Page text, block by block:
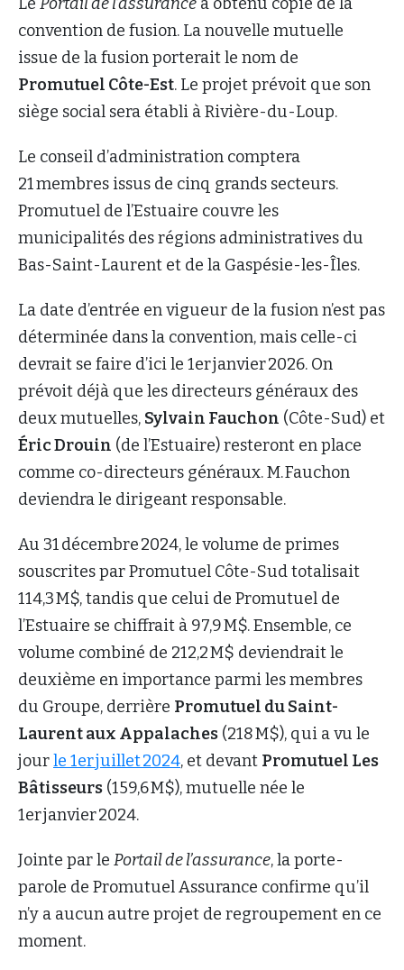
convention de fusion. La nouvelle mutuelle
issue de la fusion porterait le nom de
Promutuel Côte-Est. Le projet prévoit que son
siège social sera établi à Rivière-du-Loup.
Le conseil d’administration comptera
21 membres issus de cinq grands secteurs.
Promutuel de l’Estuaire couvre les
municipalités des régions administratives du
Bas-Saint-Laurent et de la Gaspésie-les-Îles.
La date d’entrée en vigueur de la fusion n’est pas
déterminée dans la convention, mais celle-ci
devrait se faire d’ici le 1er janvier 2026. On
prévoit déjà que les directeurs généraux des
deux mutuelles, Sylvain Fauchon (Côte-Sud) et
Éric Drouin (de l’Estuaire) resteront en place
comme co-directeurs généraux. M. Fauchon
deviendra le dirigeant responsable.
Au 31 décembre 2024, le volume de primes
souscrites par Promutuel Côte-Sud totalisait
114,3 M$, tandis que celui de Promutuel de
l’Estuaire se chiffrait à 97,9 M$. Ensemble, ce
volume combiné de 212,2 M$ deviendrait le
deuxième en importance parmi les membres
du Groupe, derrière Promutuel du Saint-
Laurent aux Appalaches (218 M$), qui a vu le
jourle 1er juillet 2024, et devant Promutuel Les
Bâtisseurs (159,6 M$), mutuelle née le
1er janvier 2024.
Jointe par le Portail de l’assurance, la porte-
parole de Promutuel Assurance confirme qu’il
n’y a aucun autre projet de regroupement en ce
moment.